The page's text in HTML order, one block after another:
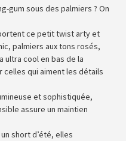
gum sous des palmiers ? On
ce petit twist arty et
palmiers aux tons rosés,
ultra cool en bas de la
qui aiment les détails
et sophistiquée,
assure un maintien
short d’été, elles